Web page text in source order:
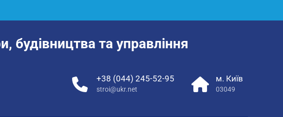
будівництва та управління
+38 (044) 245-52-95
stroi@ukr.net
м. Київ
03049